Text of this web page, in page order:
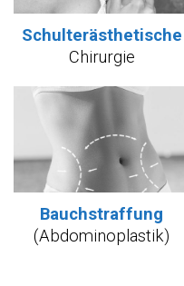
Schulterästhetische
Chirurgie
Bauchstraffung
(Abdominoplastik)